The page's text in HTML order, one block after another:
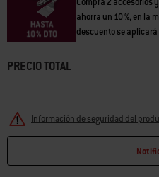
ahorra un 10 %, en la
descuento se aplicará
PRECIO TOTAL
Información de seguridad del